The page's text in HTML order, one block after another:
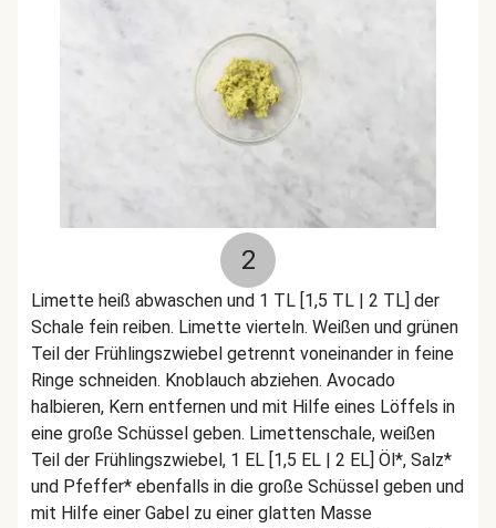
2
Limette heiß abwaschen und 1 TL [1,5 TL | 2 TL] der
Schale fein reiben. Limette vierteln. Weißen und grünen
Teil der Frühlingszwiebel getrennt voneinander in feine
Ringe schneiden. Knoblauch abziehen. Avocado
halbieren, Kern entfernen und mit Hilfe eines Löffels in
eine große Schüssel geben. Limettenschale, weißen
Teil der Frühlingszwiebel, 1 EL [1,5 EL | 2 EL] Öl*, Salz*
und Pfeffer* ebenfalls in die große Schüssel geben und
mit Hilfe einer Gabel zu einer glatten Masse